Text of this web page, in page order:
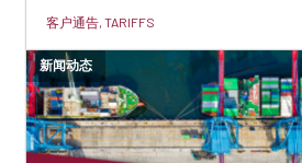
客户通告, TARIFFS
新闻动态